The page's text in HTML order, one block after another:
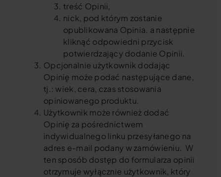
treść Opinii,
nick, pod którym zostanie
opublikowana Opinia. a następnie
kliknąć odpowiedni przycisk
potwierdzający dodanie Opinii.
Opcjonalnie użytkownik dodając
Opinię może podać następujące dane,
tj.: wiek, cera, czas stosowania
opiniowanego produktu.
Użytkownik może również dodać
Opinię za pośrednictwem
indywidualnego linku przesyłanego na
adres e-mail podany w zamówieniu. W
ten sposób dostęp do formularza opinii
otrzymuje wyłącznie użytkownik, który